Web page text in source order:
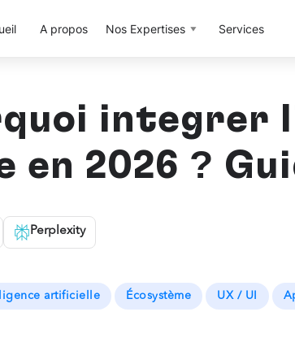
A propos Nos Expertises Services
intégrer
en 2026 ?
Perplexity
artificielle Écosystème UX / UI